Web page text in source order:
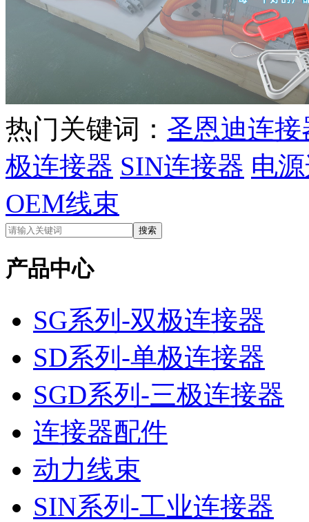
热门关键词： 圣恩迪连接
极连接器 SIN连接器 电
OEM线束
产品中心
SG系列-双极连接器
SD系列-单极连接器
SGD系列-三极连接器
连接器配件
动力线束
SIN系列-工业连接器